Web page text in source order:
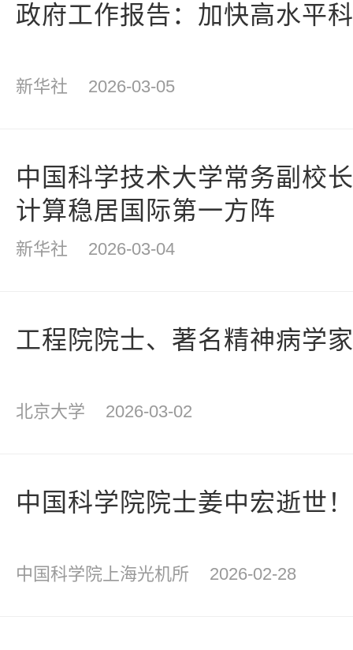
政府工作报告：加快高水平
新华社 2026-03-05
中国科学技术大学常务副校
计算稳居国际第一方阵
新华社 2026-03-04
工程院院士、著名精神病学
北京大学 2026-03-02
中国科学院院士姜中宏逝世！
中国科学院上海光机所 2026-02-28